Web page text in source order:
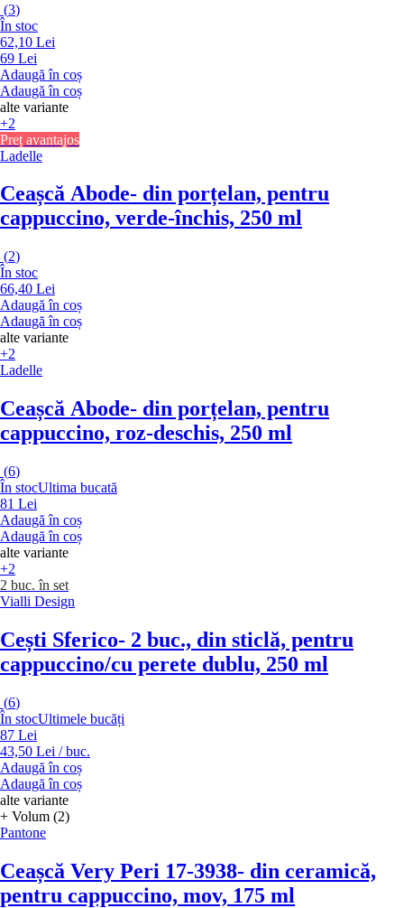
(3)
În stoc
62,10 Lei
69 Lei
Adaugă în coș
Adaugă în coș
alte variante
+2
Preț avantajos
Ladelle
Ceașcă Abode- din porțelan, pentru
cappuccino, verde-închis, 250 ml
(2)
În stoc
66,40 Lei
Adaugă în coș
Adaugă în coș
alte variante
+2
Ladelle
Ceașcă Abode- din porțelan, pentru
cappuccino, roz-deschis, 250 ml
(6)
În stocUltima bucată
81 Lei
Adaugă în coș
Adaugă în coș
alte variante
+2
2 buc. în set
Vialli Design
Cești Sferico- 2 buc., din sticlă, pentru
cappuccino/cu perete dublu, 250 ml
(6)
În stocUltimele bucăți
87 Lei
43,50 Lei / buc.
Adaugă în coș
Adaugă în coș
alte variante
+ Volum (2)
Pantone
Ceașcă Very Peri 17-3938- din ceramică,
pentru cappuccino, mov, 175 ml